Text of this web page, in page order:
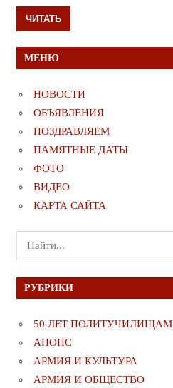
ЧИТАТЬ
МЕНЮ
НОВОСТИ
ОБЪЯВЛЕНИЯ
ПОЗДРАВЛЯЕМ
ПАМЯТНЫЕ ДАТЫ
ФОТО
ВИДЕО
КАРТА САЙТА
Поиск
для:
РУБРИКИ
50 ЛЕТ ПОЛИТУЧИЛИЩАМ
АНОНС
АРМИЯ И КУЛЬТУРА
АРМИЯ И ОБЩЕСТВО